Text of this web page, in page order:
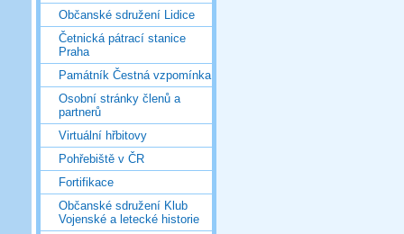
Občanské sdružení Lidice
Četnická pátrací stanice
Praha
Památník Čestná vzpomínka
Osobní stránky členů a
partnerů
Virtuální hřbitovy
Pohřebiště v ČR
Fortifikace
Občanské sdružení Klub
Vojenské a letecké historie